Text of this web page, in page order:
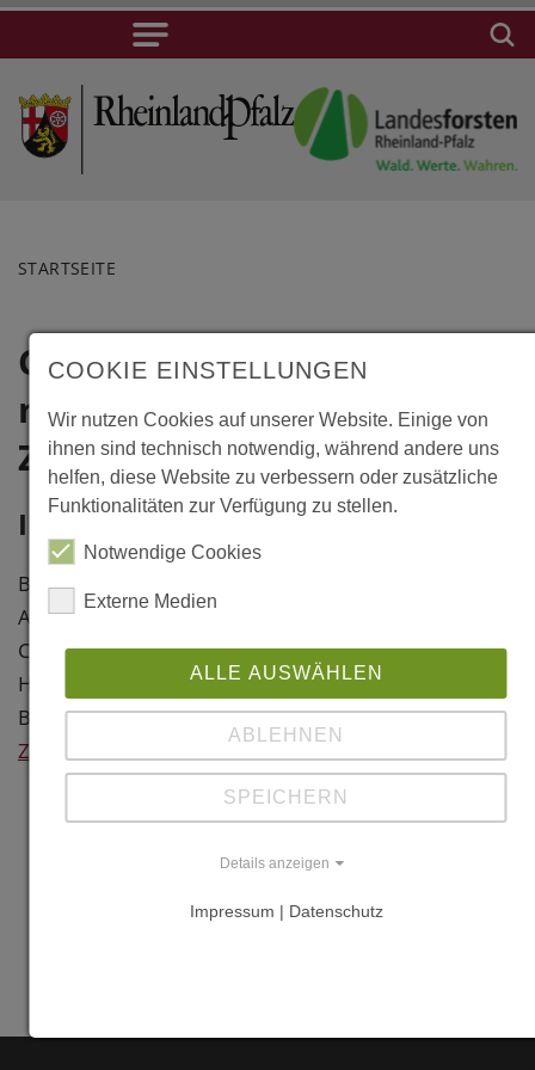
STARTSEITE
Castricum,
medizinisches
Zentrum
Information
Baujahr: 2010
Architekt: Petra Kramer, NL-
Castricum
Holzbau: Mulder Obdam
Bouwcombinaties B.V., NL-Opdam
Zurück
Castricum,
medizinisches
Zentrum
Oude
Castricum
Niederlande
Links
COOKIE EINSTELLUNGEN
Wir nutzen Cookies auf unserer Website. Einige von
ihnen sind technisch notwendig, während andere uns
helfen, diese Website zu verbessern oder zusätzliche
Funktionalitäten zur Verfügung zu stellen.
Notwendige Cookies
Externe Medien
ALLE AUSWÄHLEN
ABLEHNEN
SPEICHERN
Details anzeigen
Impressum | Datenschutz